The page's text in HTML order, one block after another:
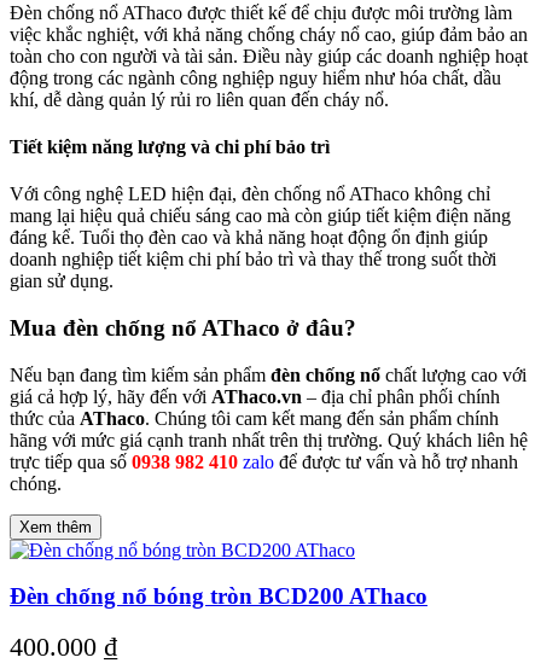
Đèn chống nổ AThaco được thiết kế để chịu được môi trường làm
việc khắc nghiệt, với khả năng chống cháy nổ cao, giúp đảm bảo an
toàn cho con người và tài sản. Điều này giúp các doanh nghiệp hoạt
động trong các ngành công nghiệp nguy hiểm như hóa chất, dầu
khí, dễ dàng quản lý rủi ro liên quan đến cháy nổ.
Tiết kiệm năng lượng và chi phí bảo trì
Với công nghệ LED hiện đại, đèn chống nổ AThaco không chỉ
mang lại hiệu quả chiếu sáng cao mà còn giúp tiết kiệm điện năng
đáng kể. Tuổi thọ đèn cao và khả năng hoạt động ổn định giúp
doanh nghiệp tiết kiệm chi phí bảo trì và thay thế trong suốt thời
gian sử dụng.
Mua đèn chống nổ AThaco ở đâu?
Nếu bạn đang tìm kiếm sản phẩm đèn chống nổ chất lượng cao với
giá cả hợp lý, hãy đến với AThaco.vn – địa chỉ phân phối chính
thức của AThaco. Chúng tôi cam kết mang đến sản phẩm chính
hãng với mức giá cạnh tranh nhất trên thị trường. Quý khách liên hệ
trực tiếp qua số 0938 982 410 zalo để được tư vấn và hỗ trợ nhanh
chóng.
Xem thêm
Đèn chống nổ bóng tròn BCD200 AThaco
400.000 ₫